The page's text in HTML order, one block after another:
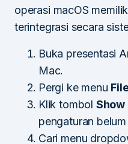
operasi macOS
terintegrasi secara
Buka presentasi
Mac.
Pergi ke menu
Klik tombol Show
pengaturan
Cari menu